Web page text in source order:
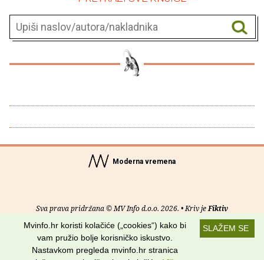
Moderna vremena
Sva prava pridržana © MV Info d.o.o. 2026. • Kriv jeFiktiv
O nama• Pomoć• Uvjeti korištenja•RSS kanali
Potraži nas na:
SLAŽEM SE
Mvinfo.hr koristi kolačiće („cookies“) kako bi
vam pružio bolje korisničko iskustvo.
Nastavkom pregleda mvinfo.hr stranica